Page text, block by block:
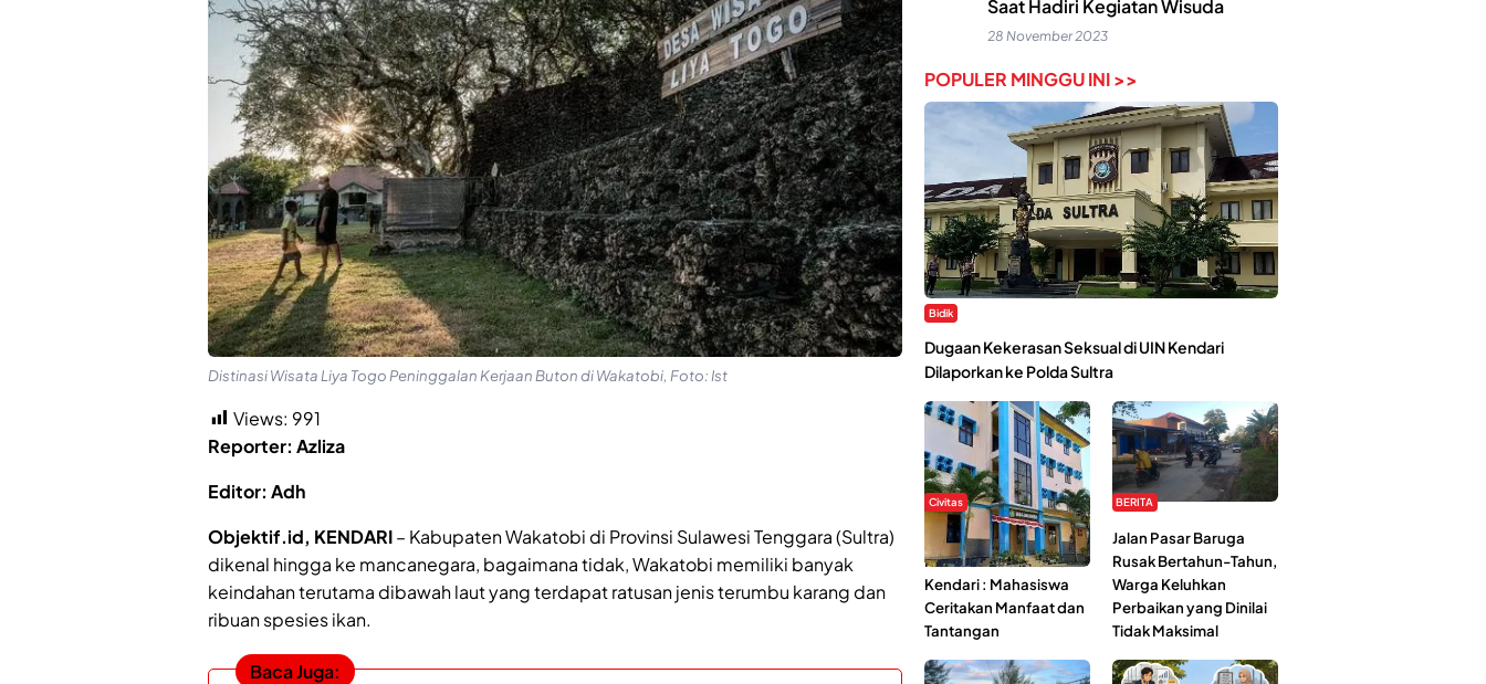
Distinasi Wisata Liya Togo Peninggalan Kerjaan Buton di Wakatobi, Foto: Ist
Views: 991
Reporter: Azliza
Editor: Adh
Objektif.id, KENDARI– Kabupaten Wakatobi di Provinsi Sulawesi Tenggara (Sultra)
dikenal hingga ke mancanegara, bagaimana tidak, Wakatobi memiliki banyak
keindahan terutama dibawah laut yang terdapat ratusan jenis terumbu karang dan
ribuan spesies ikan.
Baca Juga:
Saat Hadiri Kegiatan Wisuda
28 November 2023
POPULER MINGGU INI >>
Bidik
Dugaan Kekerasan Seksual di UIN Kendari
Dilaporkan ke Polda Sultra
Civitas
Di Balik Kehidupan
Ma’had Al-Jami’ah UIN
Kendari : Mahasiswa
Ceritakan Manfaat dan
Tantangan
BERITA
Jalan Pasar Baruga
Rusak Bertahun-Tahun,
Warga Keluhkan
Perbaikan yang Dinilai
Tidak Maksimal